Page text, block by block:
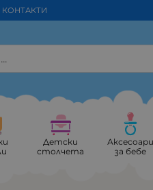
КОНТАКТИ
Детски
столчета
Аксесоари
за бебе